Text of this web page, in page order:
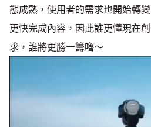
態成熟，使用者的需求也開始轉
更快完成內容，因此誰更懂現在
求，誰將更勝一籌嚕～